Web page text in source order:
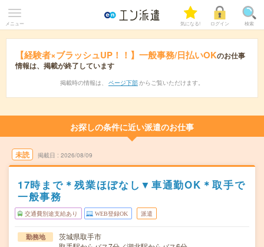
メニュー 気になる! ログイン 検索
【経験者×ブラッシュUP！！】一般事務/日払いOKのお仕事
情報は、掲載が終了しています
掲載時の情報は、 ページ下部 からご覧いただけます。
お探しの条件に近い派遣のお仕事
未読 掲載日 2026/08/09
17時まで＊残業ほぼなし▼車通勤OK＊取手で
一般事務
交通費別途支給あり WEB登録OK 派遣
勤務地
茨城県取手市